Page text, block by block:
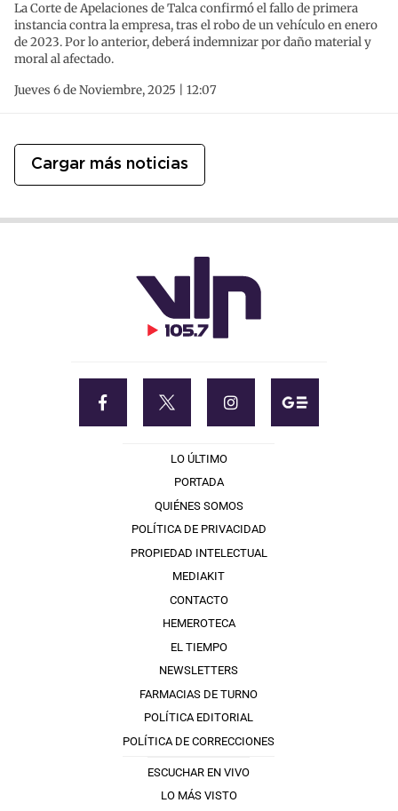
La Corte de Apelaciones de Talca confirmó el fallo de primera
instancia contra la empresa, tras el robo de un vehículo en enero
de 2023. Por lo anterior, deberá indemnizar por daño material y
moral al afectado.
Jueves 6 de Noviembre, 2025 | 12:07
Cargar más noticias
LO ÚLTIMO
PORTADA
QUIÉNES SOMOS
POLÍTICA DE PRIVACIDAD
PROPIEDAD INTELECTUAL
MEDIAKIT
CONTACTO
HEMEROTECA
EL TIEMPO
NEWSLETTERS
FARMACIAS DE TURNO
POLÍTICA EDITORIAL
POLÍTICA DE CORRECCIONES
ESCUCHAR EN VIVO
LO MÁS VISTO